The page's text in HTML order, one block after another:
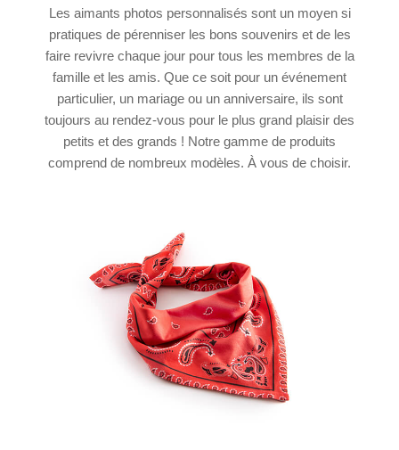
Les aimants photos personnalisés sont un moyen si
pratiques de pérenniser les bons souvenirs et de les
faire revivre chaque jour pour tous les membres de la
famille et les amis. Que ce soit pour un événement
particulier, un mariage ou un anniversaire, ils sont
toujours au rendez-vous pour le plus grand plaisir des
petits et des grands ! Notre gamme de produits
comprend de nombreux modèles. À vous de choisir.